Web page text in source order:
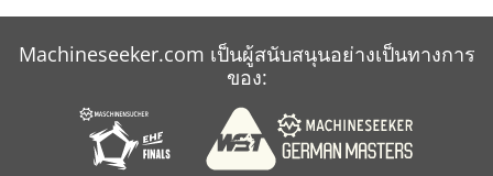
Machineseeker.com เป็นผู้สนับสนุนอย่างเป็นทางการ
ของ: